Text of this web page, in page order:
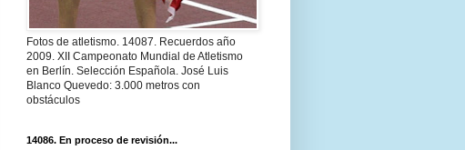
Fotos de atletismo. 14087. Recuerdos año
2009. XII Campeonato Mundial de Atletismo
en Berlín. Selección Española. José Luis
Blanco Quevedo: 3.000 metros con
obstáculos
14086. En proceso de revisión...